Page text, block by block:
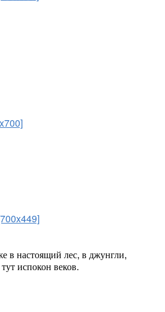
в настоящий лес, в джунгли,
испокон веков.